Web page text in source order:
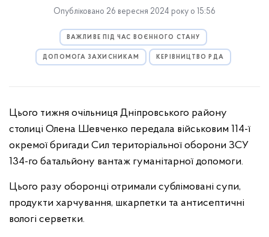
Опубліковано 26 вересня 2024 року о 15:56
ВАЖЛИВЕ ПІД ЧАС ВОЄННОГО СТАНУ
ДОПОМОГА ЗАХИСНИКАМ КЕРІВНИЦТВО РДА
Цього тижня очільниця Дніпровського району
столиці Олена Шевченко передала військовим 114-ї
окремої бригади Сил територіальної оборони ЗСУ
134-го батальйону вантаж гуманітарної допомоги.
Цього разу оборонці отримали сублімовані супи,
продукти харчування, шкарпетки та антисептичні
вологі серветки.